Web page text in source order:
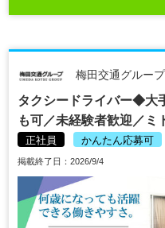
梅田交通グループ
タクシードライバー◆大
も可／未経験者歓迎／
正社員 かんたん応募可
掲載終了日：2026/9/4